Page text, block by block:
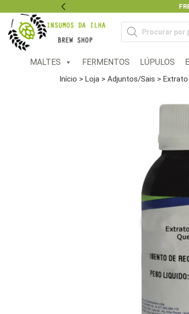
Previous
Pesquisar
produtos
MALTES FERMENTOS LÚPULOS
Início > Loja > Adjuntos/Sais >